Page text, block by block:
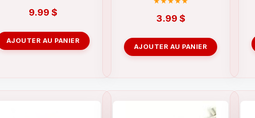
9.99 $
AJOUTER AU PANIER
3.99 $
AJOUTER AU PANIER